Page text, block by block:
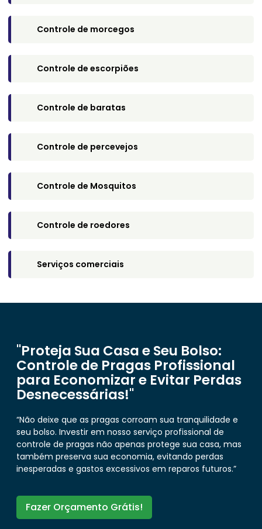
Controle de morcegos​
Controle de escorpiões​
Controle de baratas​
Controle de percevejos​
Controle de Mosquitos​
Controle de roedores​
Serviços comerciais​
"Proteja Sua Casa e Seu Bolso:
Controle de Pragas Profissional
para Economizar e Evitar Perdas
Desnecessárias!"
“Não deixe que as pragas corroam sua tranquilidade e
seu bolso. Investir em nosso serviço profissional de
controle de pragas não apenas protege sua casa, mas
também preserva sua economia, evitando perdas
inesperadas e gastos excessivos em reparos futuros.”
Fazer Orçamento Grátis!